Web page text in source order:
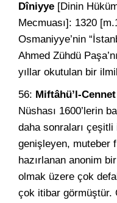
Dîniyye [Dinin
Mecmuası]: 1320
Osmaniyye’nin
Ahmed Zühdü
yıllar okutulan bir
56: Miftâhü’l-Cennet
Nüshası 1600’lerin
daha sonraları
genişleyen, muteber
hazırlanan anonim
olmak üzere çok
çok itibar görmüştür.